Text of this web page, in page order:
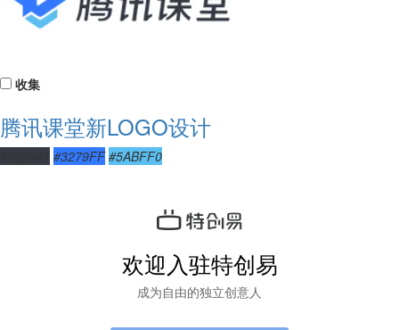
收集
腾讯课堂新LOGO设计
#3279FF #5ABFF0
欢迎入驻特创易
成为自由的独立创意人